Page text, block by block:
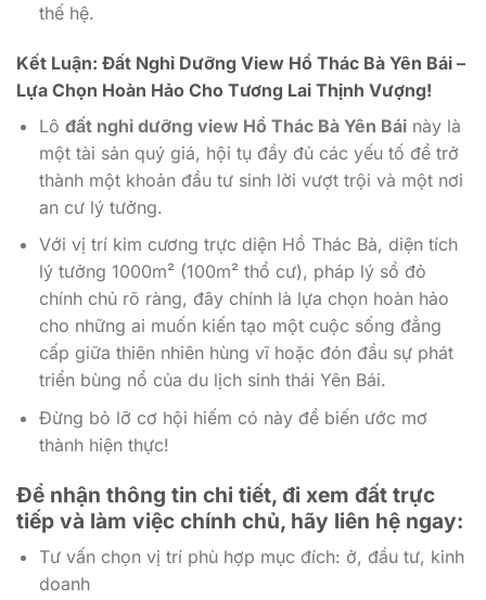
thế hệ.
Kết Luận: Đất Nghỉ Dưỡng View Hồ Thác Bà Yên Bái –
Lựa Chọn Hoàn Hảo Cho Tương Lai Thịnh Vượng!
Lô đất nghỉ dưỡng view Hồ Thác Bà Yên Báinày là
một tài sản quý giá, hội tụ đầy đủ các yếu tố để trở
thành một khoản đầu tư sinh lời vượt trội và một nơi
an cư lý tưởng.
Với vị trí kim cương trực diện Hồ Thác Bà, diện tích
lý tưởng 1000m² (100m² thổ cư), pháp lý sổ đỏ
chính chủ rõ ràng, đây chính là lựa chọn hoàn hảo
cho những ai muốn kiến tạo một cuộc sống đẳng
cấp giữa thiên nhiên hùng vĩ hoặc đón đầu sự phát
triển bùng nổ của du lịch sinh thái Yên Bái.
Đừng bỏ lỡ cơ hội hiếm có này để biến ước mơ
thành hiện thực!
Để nhận thông tin chi tiết, đi xem đất trực
tiếp và làm việc chính chủ, hãy liên hệ ngay:
Tư vấn chọn vị trí phù hợp mục đích: ở, đầu tư, kinh
doanh